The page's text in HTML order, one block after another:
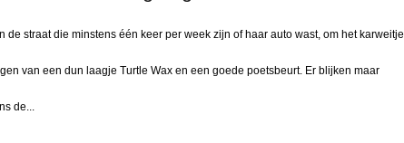
straat die minstens één keer per week zijn of haar auto wast, om het karweitje
van een dun laagje Turtle Wax en een goede poetsbeurt. Er blijken maar
de...